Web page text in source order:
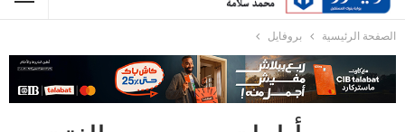
الصفحة الرئيسية بروفايل